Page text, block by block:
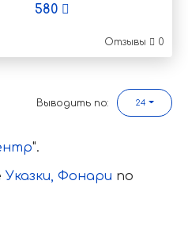
580
Отзывы 0
Выводить по: 24
".
Указки, Фонари по